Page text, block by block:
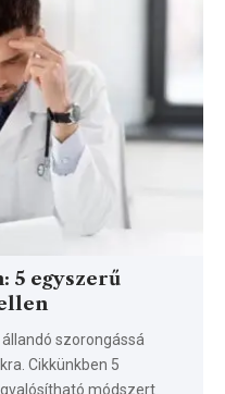
5 egyszerű
szorongássá
Cikkünkben 5
módszert